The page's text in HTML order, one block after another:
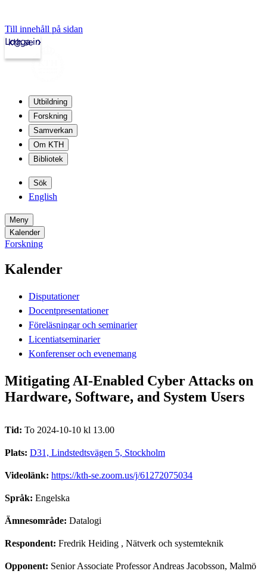
Till innehåll på sidan
kth.se
Logga in
Utbildning
Forskning
Samverkan
Om KTH
Bibliotek
Sök
English
Meny
Kalender
Forskning
Kalender
Disputationer
Docentpresentationer
Föreläsningar och seminarier
Licentiatseminarier
Konferenser och evenemang
Mitigating AI-Enabled Cyber Attacks on
Hardware, Software, and System Users
Tid: To 2024-10-10 kl 13.00
Plats: D31, Lindstedtsvägen 5, Stockholm
Videolänk: https://kth-se.zoom.us/j/61272075034
Språk: Engelska
Ämnesområde: Datalogi
Respondent: Fredrik Heiding , Nätverk och systemteknik
Opponent: Senior Associate Professor Andreas Jacobsson, Malmö